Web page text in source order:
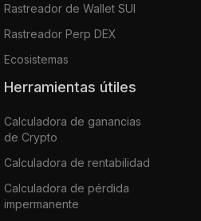
Rastreador de Wallet SUI
Rastreador Perp DEX
Ecosistemas
Herramientas útiles
Calculadora de ganancias
de Crypto
Calculadora de rentabilidad
Calculadora de pérdida
impermanente